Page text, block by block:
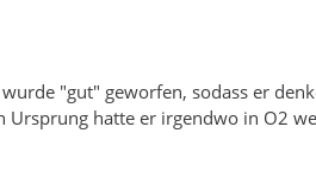
"gut" geworfen, sodass er
Ursprung hatte er irgendwo in O2